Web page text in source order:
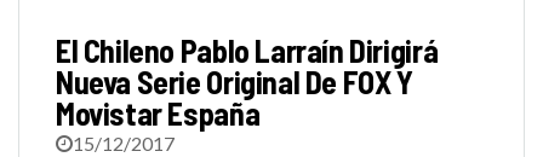
El Chileno Pablo Larraín Dirigirá
Nueva Serie Original De FOX Y
Movistar España
15/12/2017